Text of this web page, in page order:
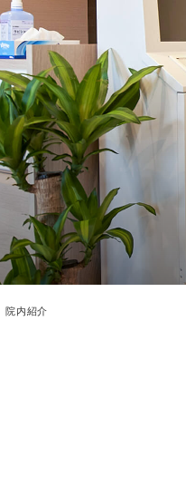
医師紹介
いびき
睡眠時無
（いびき・
院内紹介